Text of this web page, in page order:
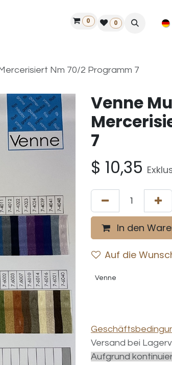
Finde einen Händler
0 0
Nm 70/2 Programm 7
Venne
7
$ 10,35
In den
Auf die
Venne
Versand bei
Aufgrund